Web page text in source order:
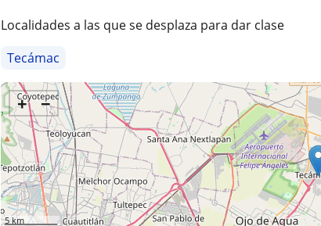
Localidades a las que se desplaza para dar clase
Tecámac
+ −
5 km